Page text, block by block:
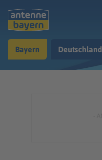
Musik & Radio
Bayern Deutschland